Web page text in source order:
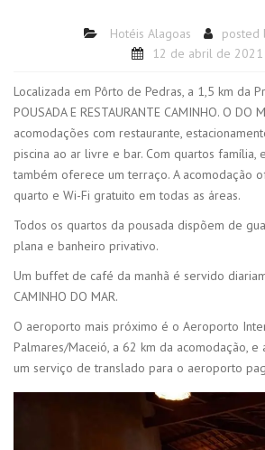
Hotéis Alagoas posted
12 de abril de 2021
Localizada em Pôrto de Pedras, a 1,5 km da
POUSADA E RESTAURANTE CAMINHO. O DO
acomodações com restaurante,
piscina ao ar livre e bar. Com quartos família,
também oferece um terraço. A acomodação
quarto e Wi-Fi gratuito em todas as áreas.
Todos os quartos da pousada dispõem de
plana e banheiro privativo.
Um buffet de café da manhã é servido
CAMINHO DO MAR.
O aeroporto mais próximo é o Aeroporto
Palmares/Maceió, a 62 km da acomodação,
um serviço de translado para o aeroporto